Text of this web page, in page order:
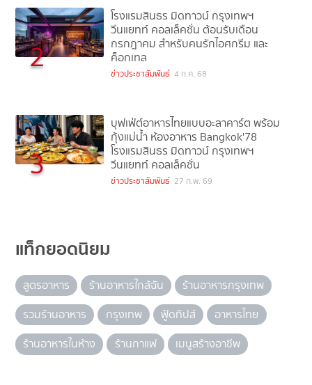
2
โรงแรมสินธร มิดทาวน์ กรุงเทพฯ
วีนแยทท์ คอลเล็คชั่น ต้อนรับเดือน
กรกฎาคม สำหรับคนรักไอศกรีม และ
ค็อกเทล
ข่าวประชาสัมพันธ์ 4 ก.ค. 68
3
บุฟเฟ่ต์อาหารไทยแบบอะลาคาร์ต พร้อม
กุ้งแม่น้ำ ห้องอาหาร Bangkok'78
โรงแรมสินธร มิดทาวน์ กรุงเทพฯ
วีนแยทท์ คอลเล็คชั่น
ข่าวประชาสัมพันธ์ 27 ก.พ. 69
แท็กยอดนิยม
สูตรอาหาร ร้านอาหารใกล้ฉัน
ร้านอาหารกรุงเทพ
รวมร้านอาหาร
กรุงเทพ ฟู้ดทิปส์
อาหารไทย
ร้านอาหารในห้าง
ร้านกาแฟ เมนูสร้างอาชีพ